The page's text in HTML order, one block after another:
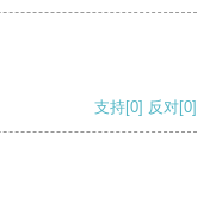
支持[0] 反对[0]